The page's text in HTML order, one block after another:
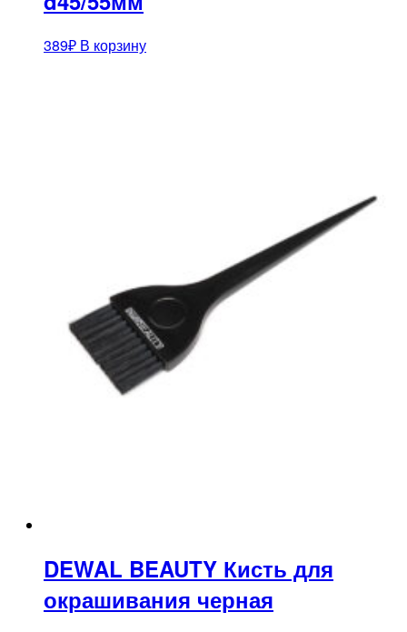
389₽ В корзину
DEWAL BEAUTY Кисть для
окрашивания черная